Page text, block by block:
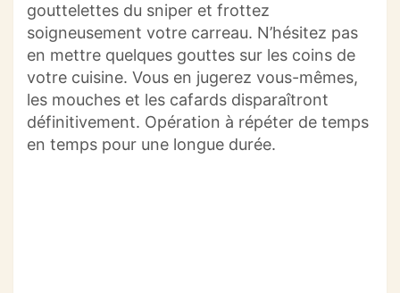
gouttelettes du sniper et frottez
soigneusement votre carreau. N’hésitez pas
en mettre quelques gouttes sur les coins de
votre cuisine. Vous en jugerez vous-mêmes,
les mouches et les cafards disparaîtront
définitivement. Opération à répéter de temps
en temps pour une longue durée.